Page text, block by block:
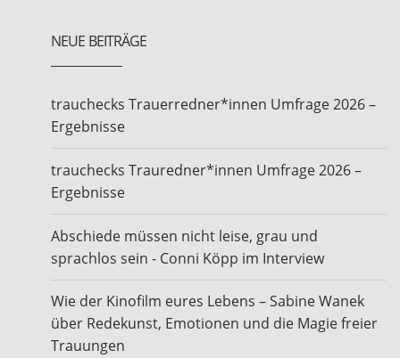
NEUE BEITRÄGE
trauchecks Trauerredner*innen Umfrage 2026 –
Ergebnisse
trauchecks Trauredner*innen Umfrage 2026 –
Ergebnisse
Abschiede müssen nicht leise, grau und
sprachlos sein - Conni Köpp im Interview
Wie der Kinofilm eures Lebens – Sabine Wanek
über Redekunst, Emotionen und die Magie freier
Trauungen